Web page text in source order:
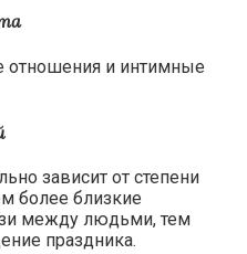
отношения и интимные
зависит от степени
более близкие
между людьми, тем
праздника.